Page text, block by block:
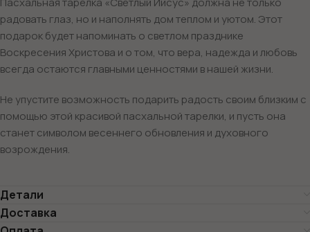
радовать глаз, но и наполнять дом теплом и уютом. Этот
подарок будет напоминать о светлом празднике
Воскресения Христова и о том, что вера, надежда и любовь
всегда остаются главными ценностями в нашей жизни.
Не упустите возможность подарить радость своим близким с
помощью этой красивой пасхальной тарелки, и пусть она
станет символом весеннего обновления и духовного
возрождения.
Детали
Доставка